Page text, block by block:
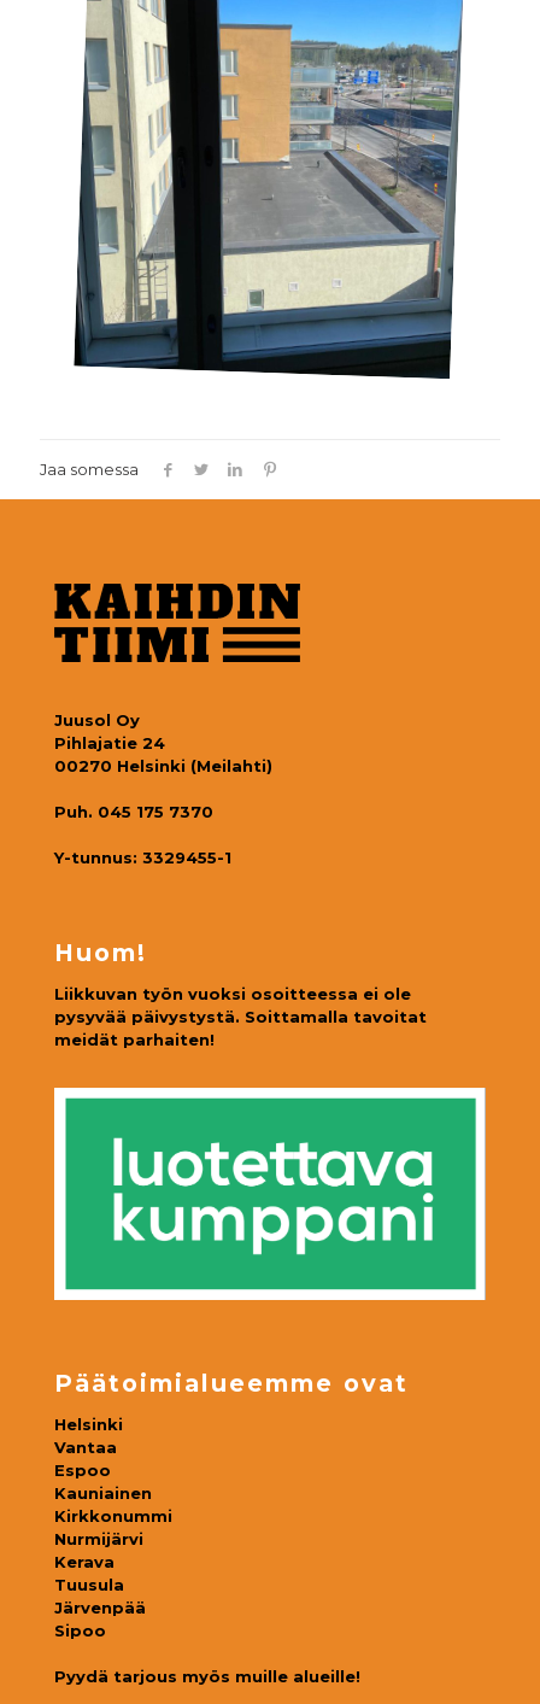
Jaa somessa
Juusol Oy
Pihlajatie 24
00270 Helsinki (Meilahti)
Puh. 045 175 7370
Y-tunnus: 3329455-1
Huom!
Liikkuvan työn vuoksi osoitteessa ei ole
pysyvää päivystystä. Soittamalla tavoitat
meidät parhaiten!
Päätoimialueemme ovat
Helsinki
Vantaa
Espoo
Kauniainen
Kirkkonummi
Nurmijärvi
Kerava
Tuusula
Järvenpää
Sipoo
Pyydä tarjous myös muille alueille!